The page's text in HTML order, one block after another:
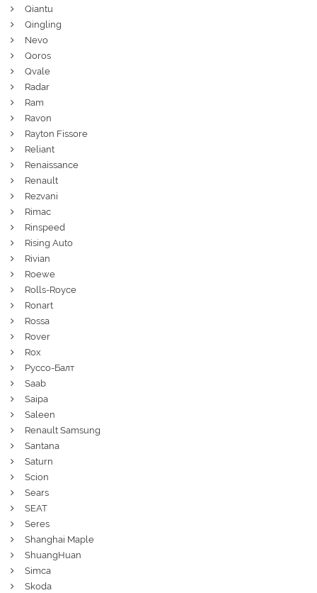
Qiantu
Qingling
Nevo
Qoros
Qvale
Radar
Ram
Ravon
Rayton Fissore
Reliant
Renaissance
Renault
Rezvani
Rimac
Rinspeed
Rising Auto
Rivian
Roewe
Rolls-Royce
Ronart
Rossa
Rover
Rox
Руссо-Балт
Saab
Saipa
Saleen
Renault Samsung
Santana
Saturn
Scion
Sears
SEAT
Seres
Shanghai Maple
ShuangHuan
Simca
Skoda